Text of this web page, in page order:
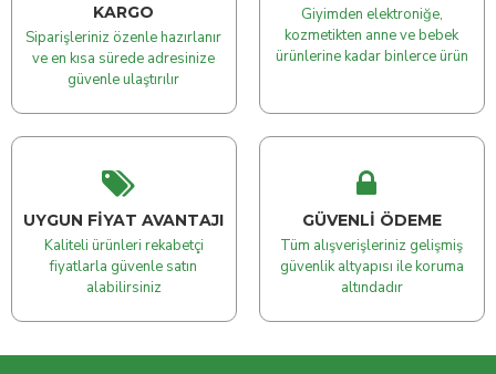
KARGO
Siparişleriniz özenle hazırlanır
ve en kısa sürede adresinize
güvenle ulaştırılır
Giyimden elektroniğe,
kozmetikten anne ve bebek
ürünlerine kadar binlerce ürün
UYGUN FIYAT AVANTAJI
Kaliteli ürünleri rekabetçi
fiyatlarla güvenle satın
alabilirsiniz
GÜVENLI ÖDEME
Tüm alışverişleriniz gelişmiş
güvenlik altyapısı ile koruma
altındadır